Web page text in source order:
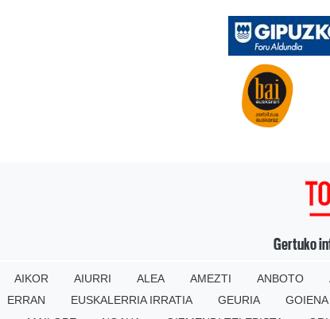
Gertuko
AIKOR AIURRI ALEA AMEZTI ANBOTO
ERRAN EUSKALERRIA IRRATIA GEURIA GOIENA